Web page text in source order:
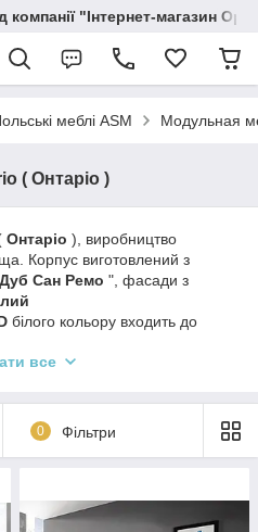
компанії "Інтернет-магазин
меблі ASM Модульная
( Онтаріо )
Онтаріо ), виробництво
Корпус виготовлений з
Дуб Сан Ремо ", фасади з
білого кольору входить до
на фасад. Скриньки – за
комплект меблівOntario- Це
виготовлені з міцних
дизайн, вигнута
речей.
все
0 Фільтри